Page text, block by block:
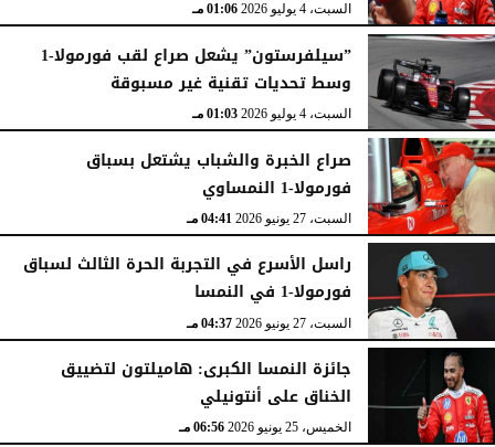
السبت، 4 يوليو 2026 01:06 مـ
”سيلفرستون” يشعل صراع لقب فورمولا-1
وسط تحديات تقنية غير مسبوقة
السبت، 4 يوليو 2026 01:03 مـ
صراع الخبرة والشباب يشتعل بسباق
فورمولا-1 النمساوي
السبت، 27 يونيو 2026 04:41 مـ
راسل الأسرع في التجربة الحرة الثالث لسباق
فورمولا-1 في النمسا
السبت، 27 يونيو 2026 04:37 مـ
جائزة النمسا الكبرى: هاميلتون لتضييق
الخناق على أنتونيلي
الخميس، 25 يونيو 2026 06:56 مـ